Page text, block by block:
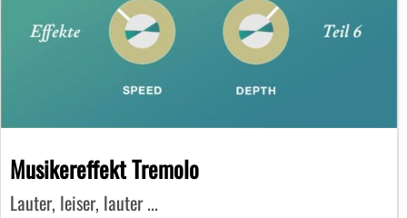
Musikereffekt Tremolo
Lauter, leiser, lauter ...